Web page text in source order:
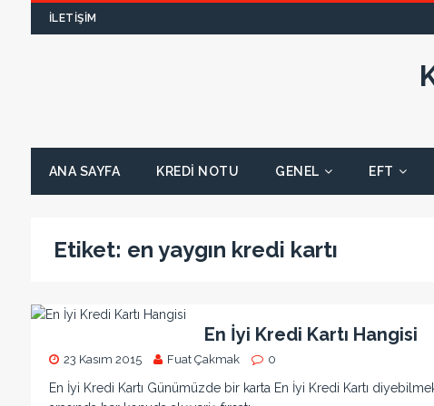
İLETIŞIM
ANA SAYFA KREDI NOTU GENEL EFT
Etiket: en yaygın kredi kartı
En İyi Kredi Kartı Hangisi
23 Kasım 2015 Fuat Çakmak 0
En İyi Kredi Kartı Günümüzde bir karta En İyi Kredi Kartı